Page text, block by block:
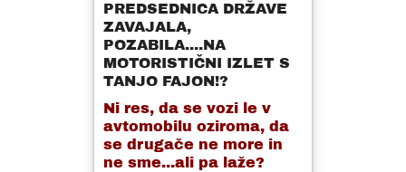
PREDSEDNICA DRŽAVE
ZAVAJALA,
POZABILA....NA
MOTORISTIČNI IZLET S
TANJO FAJON!?
Ni res, da se vozi le v
avtomobilu oziroma, da
se drugače ne more in
ne sme...ali pa laže?